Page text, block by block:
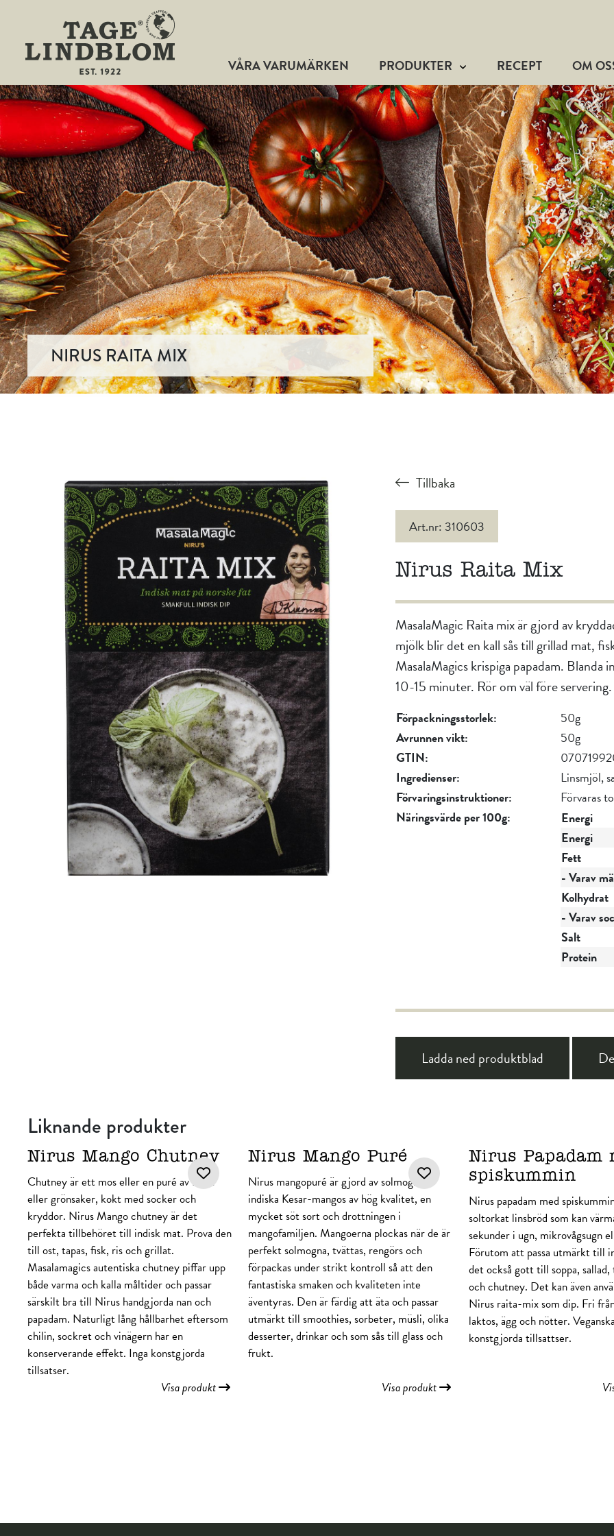
VÅRA VARUMÄRKEN PRODUKTER RECEPT OM
NIRUS RAITA MIX
Tillbaka
Art.nr: 310603
Nirus Raita Mix
MasalaMagic Raita mix är gjord av
mjölk blir det en kall sås till grillad mat,
MasalaMagics krispiga papadam.
10-15 minuter. Rör om väl före
Förpackningsstorlek:
50g
Avrunnen vikt:
50g
GTIN:
Ingredienser:
Linsmjöl,
Förvaringsinstruktioner:
Förvaras
Näringsvärde per 100g:
Energi
Energi
Fett
- Varav
Kolhydrat
- Varav
Salt
Protein
Ladda ned produktblad
Liknande produkter
Nirus Mango Chutney
Chutney är ett mos eller en puré av frukt
eller grönsaker, kokt med socker och
kryddor. Nirus Mango chutney är det
perfekta tillbehöret till indisk mat. Prova den
till ost, tapas, fisk, ris och grillat.
Masalamagics autentiska chutney piffar upp
både varma och kalla måltider och passar
särskilt bra till Nirus handgjorda nan och
papadam. Naturligt lång hållbarhet eftersom
chilin, sockret och vinägern har en
konserverande effekt. Inga konstgjorda
tillsatser.
Visa produkt
Nirus Mango Puré
Nirus mangopuré är gjord av solmogna
indiska Kesar-mangos av hög kvalitet, en
mycket söt sort och drottningen i
mangofamiljen. Mangoerna plockas när de är
perfekt solmogna, tvättas, rengörs och
förpackas under strikt kontroll så att den
fantastiska smaken och kvaliteten inte
äventyras. Den är färdig att äta och passar
utmärkt till smoothies, sorbeter, müsli, olika
desserter, drinkar och som sås till glass och
frukt.
Visa produkt
Nirus Papadam
spiskummin
Nirus papadam med
soltorkat linsbröd som kan
sekunder i ugn, mikrovågsugn
Förutom att passa utmärkt till
det också gott till soppa, sallad,
och chutney. Det kan även
Nirus raita-mix som dip. Fri
laktos, ägg och nötter.
konstgjorda tillsattser.